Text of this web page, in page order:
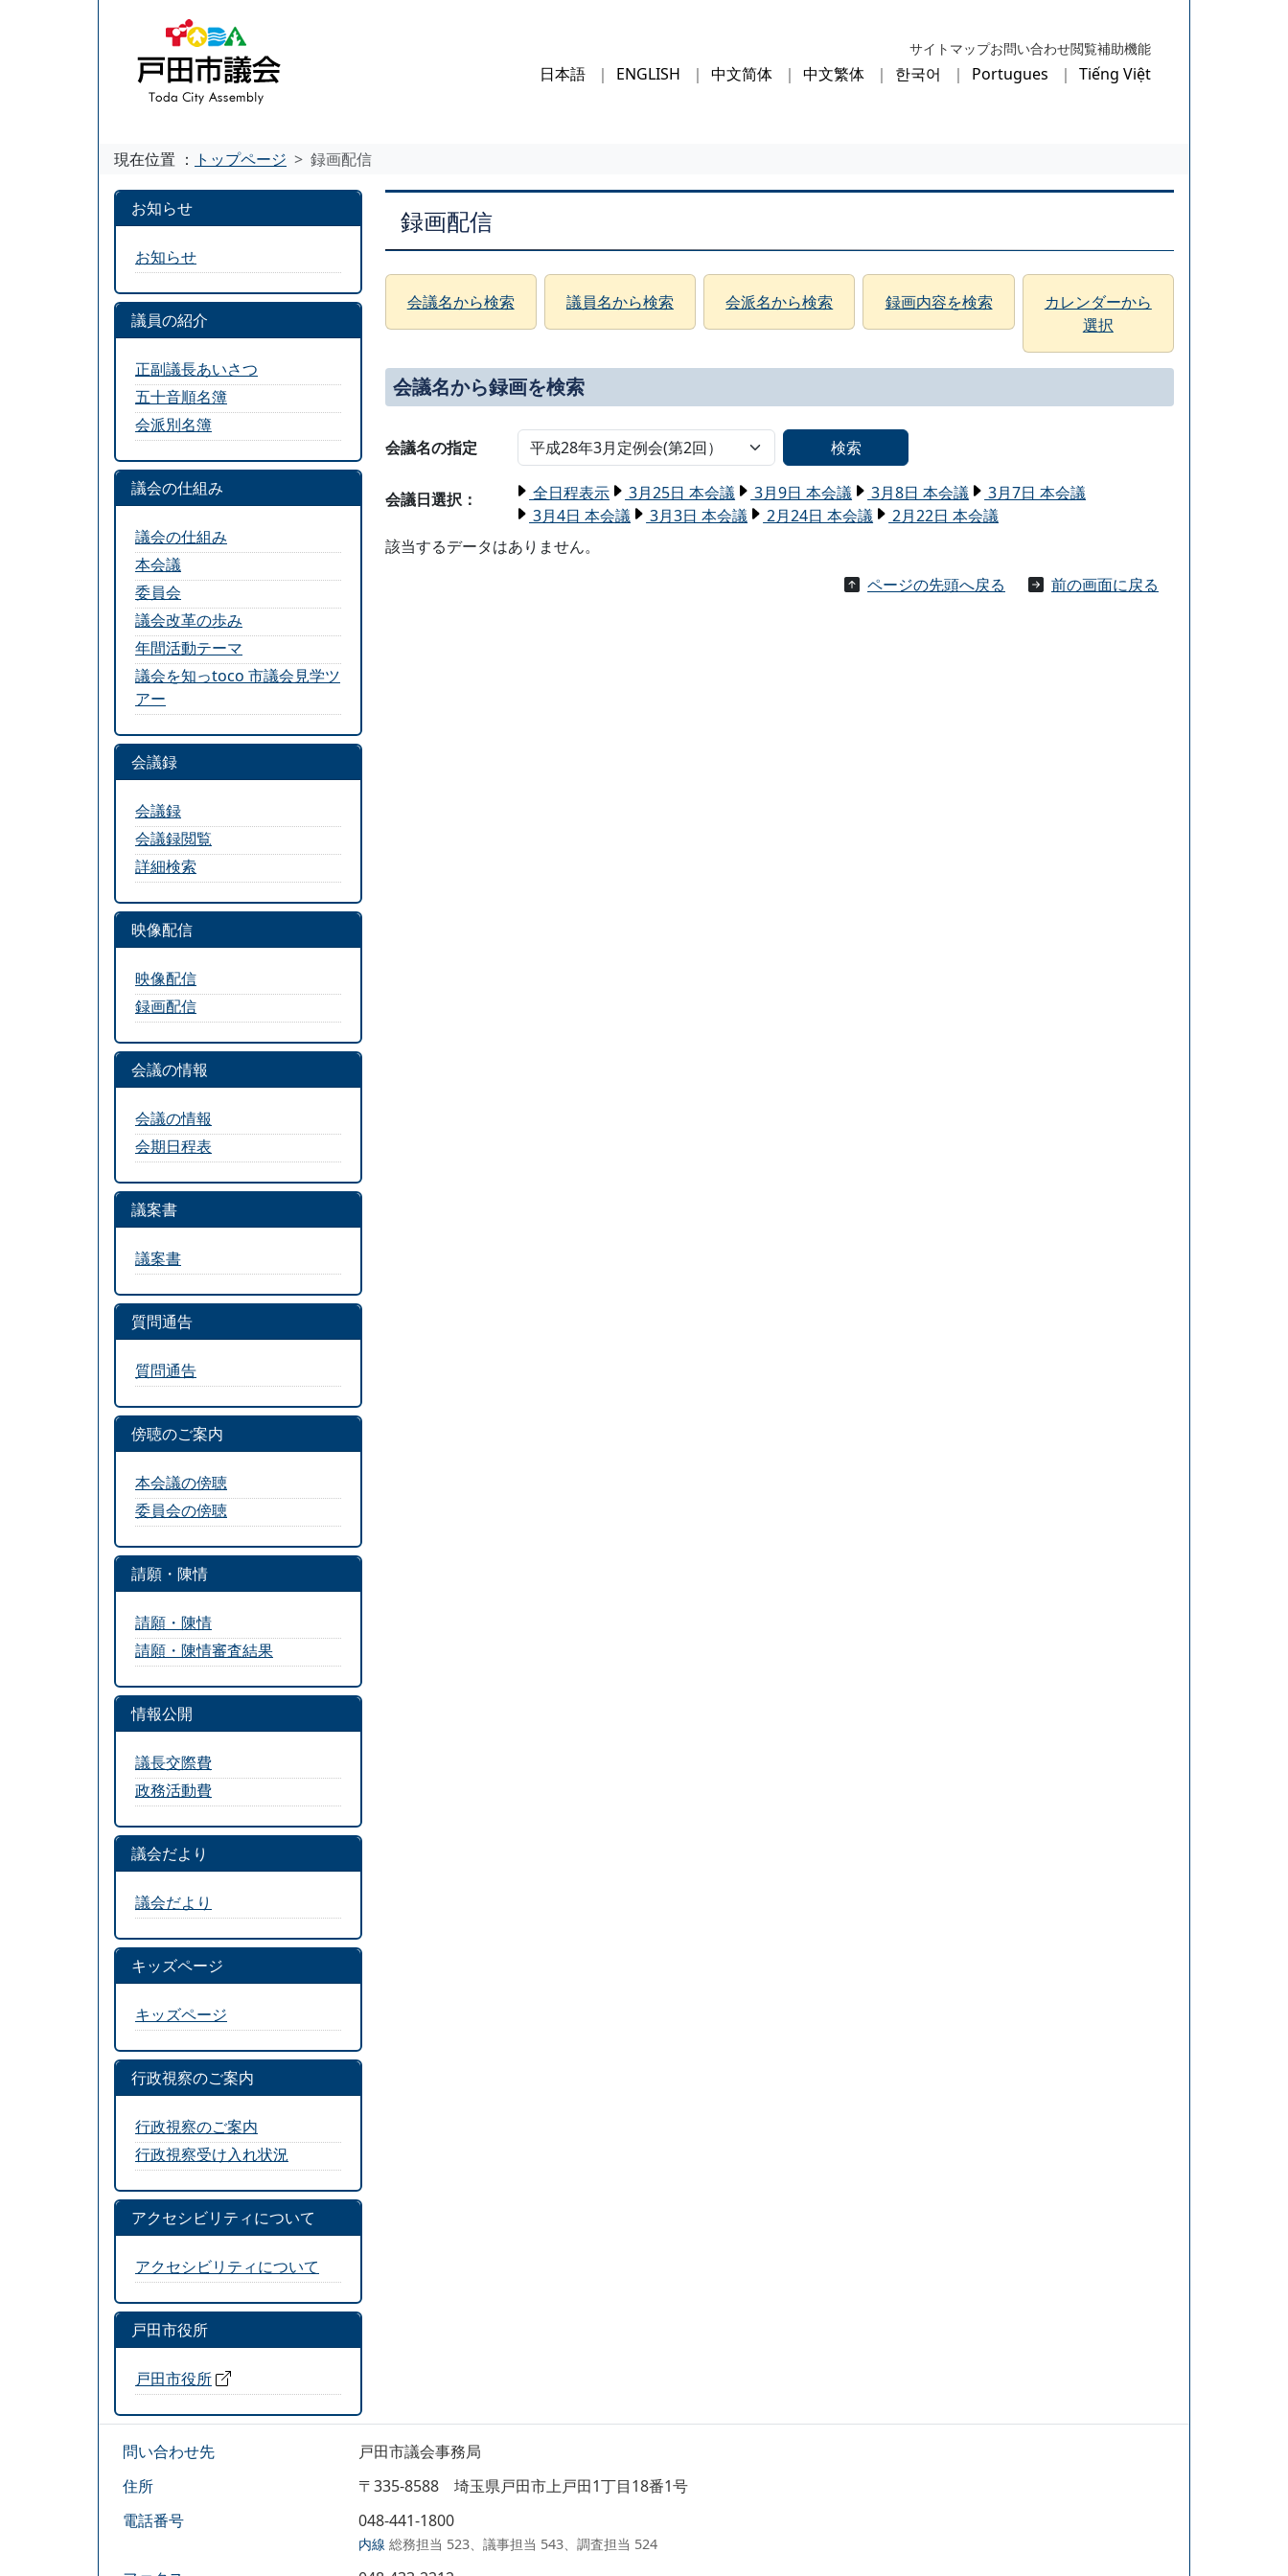
サイトマップお問い合わせ閲覧補助機能
日本語 ENGLISH 中文简体 中文繁体 한국어 Portugues Tiếng Việt
現在位置 ： トップページ 録画配信
録画配信
会議名から検索 議員名から検索 会派名から検索 録画内容を検索
カレンダーから
選択
会議名から録画を検索
会議名の指定 検索
会議日選択： 全日程表示 3月25日 本会議 3月9日 本会議 3月8日 本会議
3月7日 本会議
3月4日 本会議
3月3日 本会議 2月24日 本会議
2月22日 本会議
該当するデータはありません。
ページの先頭へ戻る
前の画面に戻る
お知らせ
お知らせ
議員の紹介
正副議長あいさつ
五十音順名簿
会派別名簿
議会の仕組み
議会の仕組み
本会議
委員会
議会改革の歩み
年間活動テーマ
議会を知っtoco 市議会見学ツ
アー
会議録
会議録
会議録閲覧
詳細検索
映像配信
映像配信
録画配信
会議の情報
会議の情報
会期日程表
議案書
議案書
質問通告
質問通告
傍聴のご案内
本会議の傍聴
委員会の傍聴
請願・陳情
請願・陳情
請願・陳情審査結果
情報公開
議長交際費
政務活動費
議会だより
議会だより
キッズページ
キッズページ
行政視察のご案内
行政視察のご案内
行政視察受け入れ状況
アクセシビリティについて
アクセシビリティについて
戸田市役所
戸田市役所
問い合わせ先
戸田市議会事務局
住所
〒335-8588 埼玉県戸田市上戸田1丁目18番1号
電話番号
048-441-1800
内線 総務担当 523、議事担当 543、調査担当 524